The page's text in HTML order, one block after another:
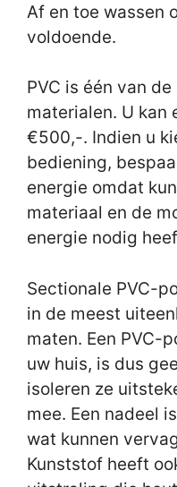
Af en toe wassen
voldoende.
PVC is één van
materialen. U kan
€500,-. Indien u
bediening,
energie omdat
materiaal en de
energie nodig
Sectionale PVC-
in de meest
maten. Een PVC-
uw huis, is dus
isoleren ze
mee. Een nadeel
wat kunnen
Kunststof heeft